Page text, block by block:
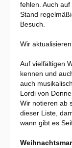
fehlen. Auch
Stand
Besuch.
Wir
Auf vielfältigen
kennen und
auch
Lordi von
Wir notieren ab
dieser Liste,
wann gibt es